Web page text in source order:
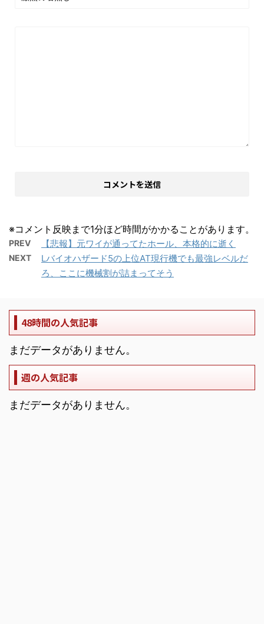
※コメント反映まで1分ほど時間がかかることがあります。
PREV 【悲報】元ワイが通ってたホール、本格的に逝く
NEXT
Lバイオハザード5の上位AT現行機でも最強レベルだ
ろ、ここに機械割が詰まってそう
48時間の人気記事
まだデータがありません。
週の人気記事
まだデータがありません。